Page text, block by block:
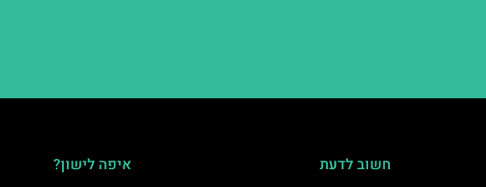
חשוב לדעת
איפה לישון?